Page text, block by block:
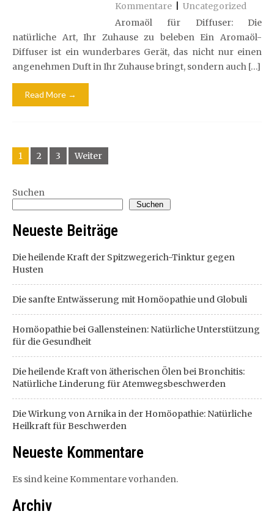
Kommentare
Uncategorized
Aromaöl für Diffuser: Die
natürliche Art, Ihr Zuhause zu beleben Ein Aromaöl-
Diffuser ist ein wunderbares Gerät, das nicht nur einen
angenehmen Duft in Ihr Zuhause bringt, sondern auch […]
Read More →
Beitragsnavigation
1 2 3 Weiter
Suchen
Suchen
Neueste Beiträge
Die heilende Kraft der Spitzwegerich-Tinktur gegen
Husten
Die sanfte Entwässerung mit Homöopathie und Globuli
Homöopathie bei Gallensteinen: Natürliche Unterstützung
für die Gesundheit
Die heilende Kraft von ätherischen Ölen bei Bronchitis:
Natürliche Linderung für Atemwegsbeschwerden
Die Wirkung von Arnika in der Homöopathie: Natürliche
Heilkraft für Beschwerden
Neueste Kommentare
Es sind keine Kommentare vorhanden.
Archiv